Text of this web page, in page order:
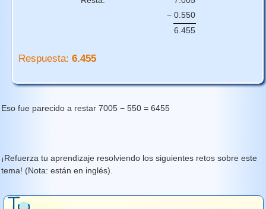
− 0.550
6.455
Respuesta: 6.455
Eso fue parecido a restar 7005 − 550 = 6455
¡Refuerza tu aprendizaje resolviendo los siguientes retos sobre este
tema! (Nota: están en inglés).